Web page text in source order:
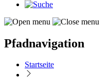
Pfadnavigation
Startseite